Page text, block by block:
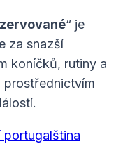
“ je
za snazší
koníčků, rutiny a
prostřednictvím
portugalština